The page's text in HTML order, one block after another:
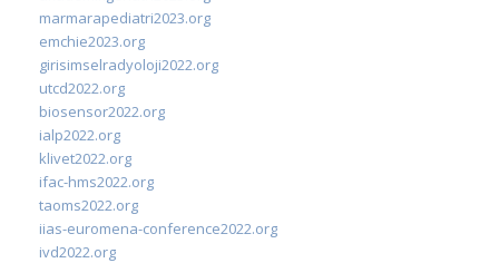
marmarapediatri2023.org
emchie2023.org
girisimselradyoloji2022.org
utcd2022.org
biosensor2022.org
ialp2022.org
klivet2022.org
ifac-hms2022.org
taoms2022.org
iias-euromena-conference2022.org
ivd2022.org